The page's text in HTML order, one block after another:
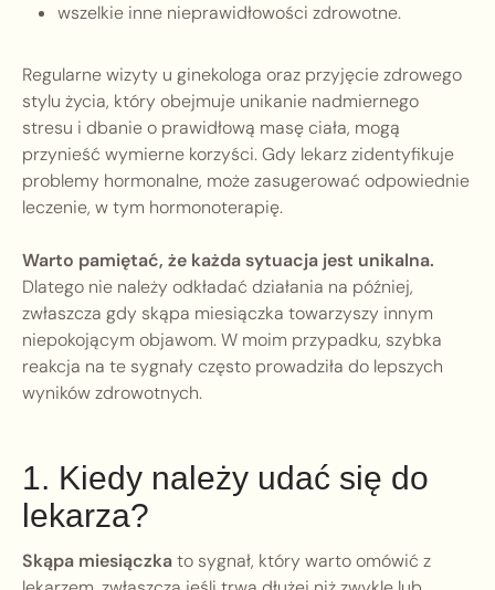
wszelkie inne nieprawidłowości zdrowotne.
Regularne wizyty u ginekologa oraz przyjęcie zdrowego
stylu życia, który obejmuje unikanie nadmiernego
stresu i dbanie o prawidłową masę ciała, mogą
przynieść wymierne korzyści. Gdy lekarz zidentyfikuje
problemy hormonalne, może zasugerować odpowiednie
leczenie, w tym hormonoterapię.
Warto pamiętać, że każda sytuacja jest unikalna.
Dlatego nie należy odkładać działania na później,
zwłaszcza gdy skąpa miesiączka towarzyszy innym
niepokojącym objawom. W moim przypadku, szybka
reakcja na te sygnały często prowadziła do lepszych
wyników zdrowotnych.
1. Kiedy należy udać się do
lekarza?
Skąpa miesiączkato sygnał, który warto omówić z